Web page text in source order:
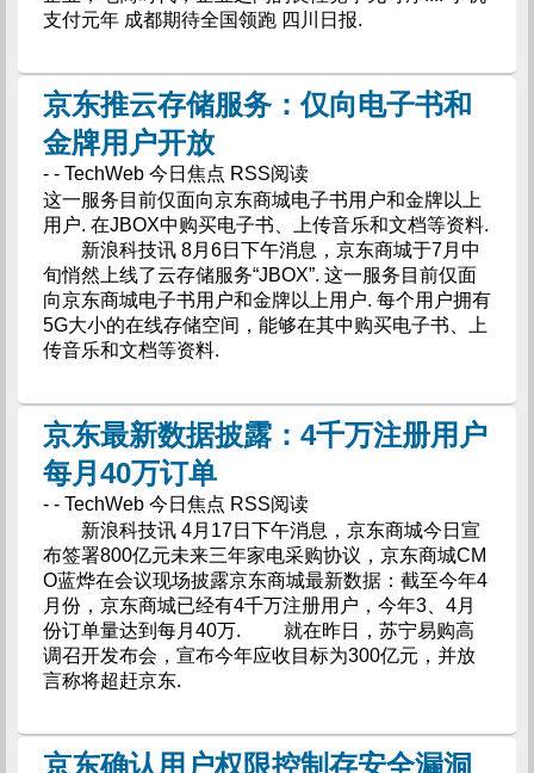
支付元年 成都期待全国领跑 四川日报.
京东推云存储服务：仅向电子书和
金牌用户开放
- - TechWeb 今日焦点 RSS阅读
这一服务目前仅面向京东商城电子书用户和金牌以上
用户. 在JBOX中购买电子书、上传音乐和文档等资料.
新浪科技讯 8月6日下午消息，京东商城于7月中
旬悄然上线了云存储服务“JBOX”. 这一服务目前仅面
向京东商城电子书用户和金牌以上用户. 每个用户拥有
5G大小的在线存储空间，能够在其中购买电子书、上
传音乐和文档等资料.
京东最新数据披露：4千万注册用户
每月40万订单
- - TechWeb 今日焦点 RSS阅读
新浪科技讯 4月17日下午消息，京东商城今日宣
布签署800亿元未来三年家电采购协议，京东商城CM
O蓝烨在会议现场披露京东商城最新数据：截至今年4
月份，京东商城已经有4千万注册用户，今年3、4月
份订单量达到每月40万. 就在昨日，苏宁易购高
调召开发布会，宣布今年应收目标为300亿元，并放
言称将超赶京东.
京东确认用户权限控制存安全漏洞